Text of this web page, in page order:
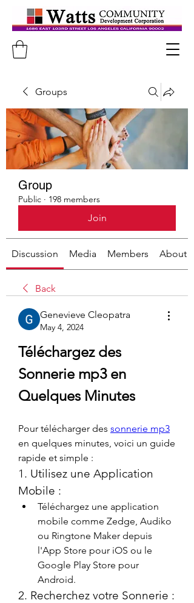
Groups
Group
Public · 198 members
Join
Discussion Media Members About
Back
Genevieve Cleopatra
May 4, 2024
Téléchargez des
Sonnerie mp3 en
Quelques Minutes
Pour télécharger des sonnerie mp3
en quelques minutes, voici un guide
rapide et simple :
1. Utilisez une Application
Mobile :
Téléchargez une application
mobile comme Zedge, Audiko
ou Ringtone Maker depuis
l'App Store pour iOS ou le
Google Play Store pour
Android.
2. Recherchez votre Sonnerie :